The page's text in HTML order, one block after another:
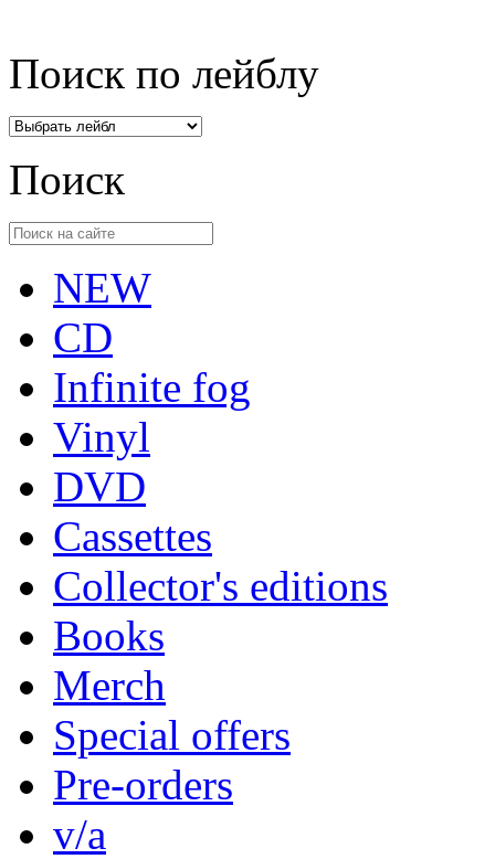
Поиск по лейблу
Поиск
NEW
CD
Infinite fog
Vinyl
DVD
Cassettes
Collector's editions
Books
Merch
Special offers
Pre-orders
v/a